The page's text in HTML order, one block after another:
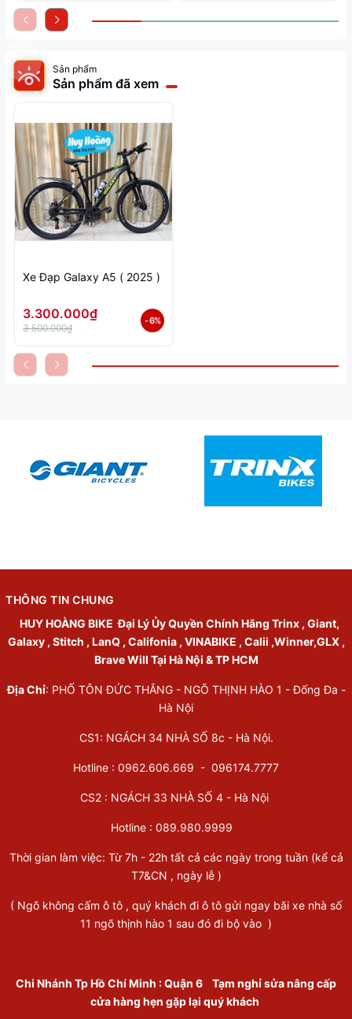
Sản phẩm
Sản phẩm đã xem
Xe Đạp Galaxy A5 ( 2025 )
3.300.000₫
3.500.000₫
- 6%
THÔNG TIN CHUNG
HUY HOÀNG BIKE Đại Lý Ủy Quyền Chính Hãng Trinx , Giant,
Galaxy , Stitch , LanQ , Califonia , VINABIKE , Calii ,Winner,GLX ,
Brave Will Tại Hà Nội & TP HCM
Địa Chỉ: PHỐ TÔN ĐỨC THẮNG - NGÕ THỊNH HÀO 1 - Đống Đa -
Hà Nội
CS1: NGÁCH 34 NHÀ SỐ 8c - Hà Nội.
Hotline : 0962.606.669 - 096174.7777
CS2 : NGÁCH 33 NHÀ SỐ 4 - Hà Nội
Hotline : 089.980.9999
Thời gian làm việc: Từ 7h - 22h tất cả các ngày trong tuần (kể cả
T7&CN , ngày lễ )
( Ngõ không cấm ô tô , quý khách đi ô tô gửi ngay bãi xe nhà số
11 ngõ thịnh hào 1 sau đó đi bộ vào )
Chi Nhánh Tp Hồ Chí Minh :Quận 6 Tạm nghỉ sửa nâng cấp
cửa hàng hẹn gặp lại quý khách